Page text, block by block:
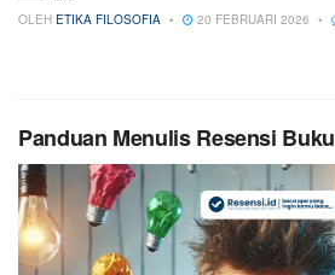
OLEH ETIKA FILOSOFIA 20 FEBRUARI 2026
Panduan Menulis Resensi Buku